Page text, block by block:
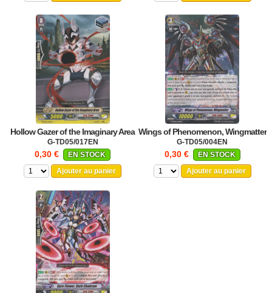
Hollow Gazer of the Imaginary Area
G-TD05/017EN
0,30 €
EN STOCK
Ajouter au panier
Wings of Phenomenon, Wingmatter
G-TD05/004EN
0,30 €
EN STOCK
Ajouter au panier